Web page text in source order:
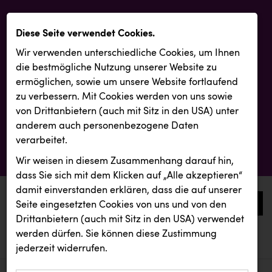
0
aktuelle aussendungen
aktuelle aussendungen
Diese Seite verwendet Cookies.
Wir verwenden unterschiedliche Cookies, um Ihnen
die best­mögliche Nutzung unserer Website zu
ermöglichen, sowie um unsere Website fortlaufend
zu verbessern. Mit Cookies werden von uns sowie
von Drittanbietern (auch mit Sitz in den USA) unter
anderem auch personenbezogene Daten
verarbeitet.
Wir weisen in diesem Zusammenhang darauf hin,
dass Sie sich mit dem Klicken auf „Alle akzeptieren“
damit ein­ver­standen erklären, dass die auf unserer
Seite eingesetzten Cookies von uns und von den
Drittanbietern (auch mit Sitz in den USA) verwendet
werden dürfen. Sie können diese Zustimmung
jederzeit widerrufen.